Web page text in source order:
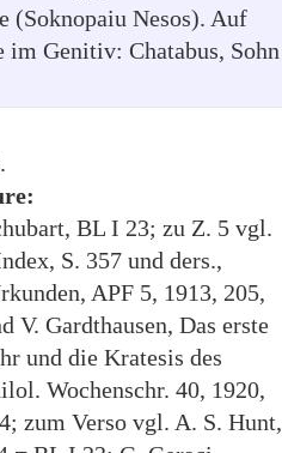
(Soknopaiu Nesos). Auf
im Genitiv: Chatabus, Sohn
BL I 23; zu Z. 5 vgl.
S. 357 und ders.,
APF 5, 1913, 205,
V. Gardthausen, Das erste
und die Kratesis des
Wochenschr. 40, 1920,
zum Verso vgl. A. S. Hunt,